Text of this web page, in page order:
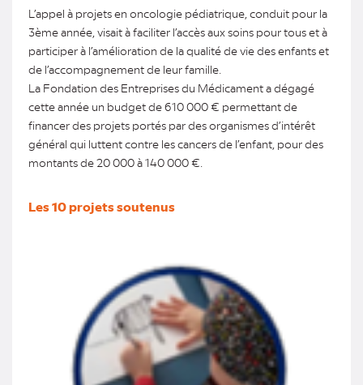
L’appel à projets en oncologie pédiatrique, conduit pour la
3ème année, visait à faciliter l’accès aux soins pour tous et à
participer à l’amélioration de la qualité de vie des enfants et
de l’accompagnement de leur famille.
La Fondation des Entreprises du Médicament a dégagé
cette année un budget de 610 000 € permettant de
financer des projets portés par des organismes d’intérêt
général qui luttent contre les cancers de l’enfant, pour des
montants de 20 000 à 140 000 €.
Les 10 projets soutenus